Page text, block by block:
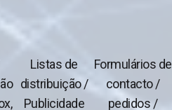
Listas de
distribuição /
Publicidade
Formulários de
contacto /
pedidos /